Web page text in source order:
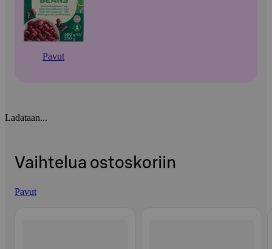
Pavut
Ladataan...
Vaihtelua ostoskoriin
Pavut